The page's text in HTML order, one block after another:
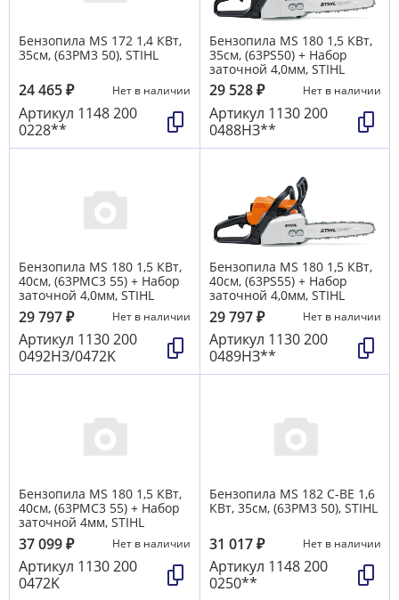
Бензопила MS 172 1,4 КВт,
35см, (63РМ3 50), STIHL
24 465₽ Нет в наличии
Артикул 1148 200
0228**
Бензопила MS 180 1,5 КВт,
35см, (63РS50) + Набор
заточной 4,0мм, STIHL
29 528₽ Нет в наличии
Артикул 1130 200
0488НЗ**
Бензопила MS 180 1,5 КВт,
40см, (63РMC3 55) + Набор
заточной 4,0мм, STIHL
29 797₽ Нет в наличии
Артикул 1130 200
0492НЗ/0472K
Бензопила MS 180 1,5 КВт,
40см, (63РS55) + Набор
заточной 4,0мм, STIHL
29 797₽ Нет в наличии
Артикул 1130 200
0489НЗ**
Бензопила MS 180 1,5 КВт,
40см, (63РМС3 55) + Набор
заточной 4мм, STIHL
37 099₽ Нет в наличии
Артикул 1130 200
0472K
Бензопила MS 182 C-BE 1,6
КВт, 35см, (63РМ3 50), STIHL
31 017₽ Нет в наличии
Артикул 1148 200
0250**